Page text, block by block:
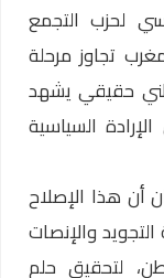
لحزب التجمع
تجاوز مرحلة
حقيقي يشهد
السياسية
أن هذا الإصلاح
والإنصات
لتحقيق حلم